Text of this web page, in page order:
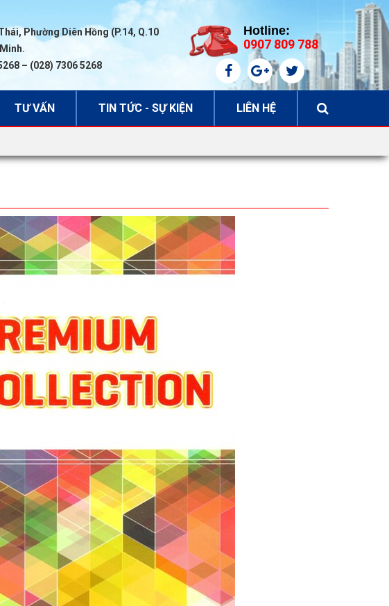
Phường Diên Hồng (P.14, Q.10
– (028) 7306 5268
Hotline:
0907 809 788
TƯ VẤN TIN TỨC - SỰ KIỆN LIÊN HỆ